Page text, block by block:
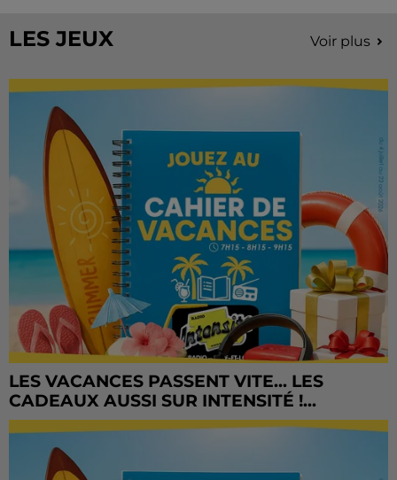
LES JEUX Voir plus
LES VACANCES PASSENT VITE... LES
CADEAUX AUSSI SUR INTENSITÉ !...